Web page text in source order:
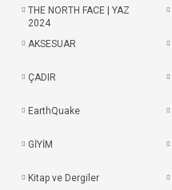
THE NORTH FACE | YAZ
2024
AKSESUAR
ÇADIR
EarthQuake
GİYİM
Kitap ve Dergiler